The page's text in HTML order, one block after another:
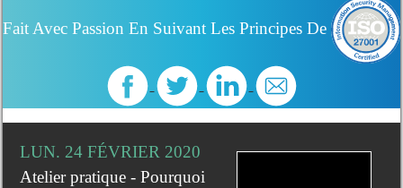
Fait Avec Passion En Suivant Les Principes De
LUN. 24 FÉVRIER 2020
Atelier pratique - Pourquoi